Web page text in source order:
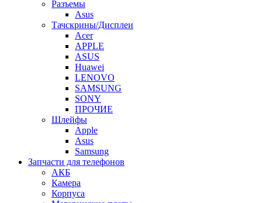
Разъемы
Asus
Тачскрины/Дисплеи
Acer
APPLE
ASUS
Huawei
LENOVO
SAMSUNG
SONY
ПРОЧИЕ
Шлейфы
Apple
Asus
Samsung
Запчасти для телефонов
АКБ
Камера
Корпуса